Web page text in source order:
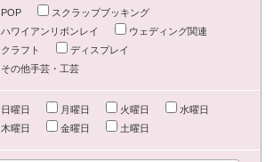
POP
スクラップブッキング
ハワイアンリボンレイ
ウェディング関連
クラフト
ディスプレイ
その他手芸・工芸
日曜日 月曜日 火曜日
水曜日
木曜日
金曜日 土曜日